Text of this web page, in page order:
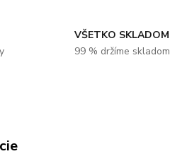
VŠETKO SKLADOM
99 % držíme skladom